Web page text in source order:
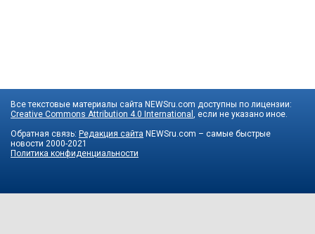
Все текстовые материалы сайта NEWSru.com доступны по лицензии:
Creative Commons Attribution 4.0 International
, если не указано иное.
Обратная связь: Редакция сайта NEWSru.com – самые быстрые
новости 2000-2021
Политика конфиденциальности